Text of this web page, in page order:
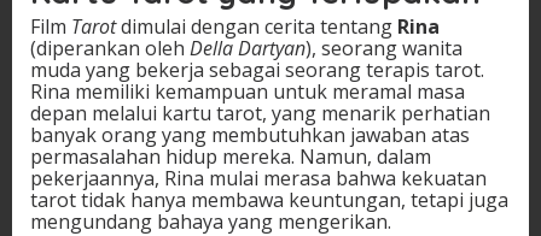
Film Tarotdimulai dengan cerita tentang Rina
(diperankan oleh Della Dartyan), seorang wanita
muda yang bekerja sebagai seorang terapis tarot.
Rina memiliki kemampuan untuk meramal masa
depan melalui kartu tarot, yang menarik perhatian
banyak orang yang membutuhkan jawaban atas
permasalahan hidup mereka. Namun, dalam
pekerjaannya, Rina mulai merasa bahwa kekuatan
tarot tidak hanya membawa keuntungan, tetapi juga
mengundang bahaya yang mengerikan.